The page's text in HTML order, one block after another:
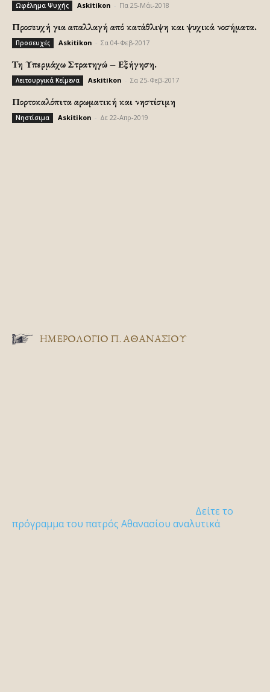
Ωφέλημα Ψυχής Askitikon Πα 25-Μάι-2018
Προσευχή για απαλλαγή από κατάθλιψη και ψυχικά νοσήματα.
Προσευχές Askitikon Σα 04-Φεβ-2017
Τη Υπερμάχω Στρατηγώ – Εξήγηση.
Λειτουργικά Κείμενα Askitikon Σα 25-Φεβ-2017
Πορτοκαλόπιτα αρωματική και νηστίσιμη
Νηστίσιμα Askitikon Δε 22-Απρ-2019
ΗΜΕΡΟΛΟΓΙΟ Π. ΑΘΑΝΑΣΙΟΥ
Δείτε το
πρόγραμμα του πατρός Αθανασίου αναλυτικά